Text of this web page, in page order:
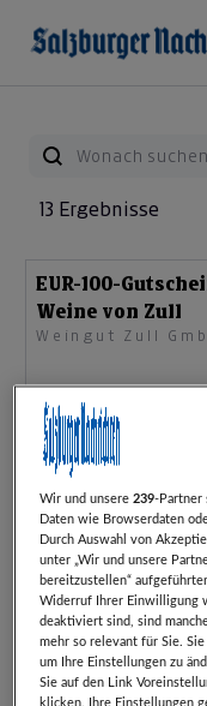
13 Ergebnisse
EUR-100-
Weine von Zull
Weingut Zull
Weinpakete aus
Weinviertel
Weingut Zull
ab nur€
statt
Wir und unsere239-Partner
Daten wie Browserdaten
Durch Auswahl von
unter „Wir und unsere
bereitzustellen“
Widerruf Ihrer Einwilligung
deaktiviert sind, sind
mehr so relevant für Sie.
um Ihre Einstellungen zu
Sie auf den Link